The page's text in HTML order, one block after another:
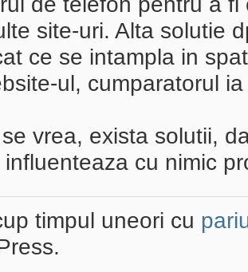
site-uri. Alta solutie
ce se intampla in
ul, cumparatorul
vrea, exista solutii,
cu nimic
timpul uneori cu